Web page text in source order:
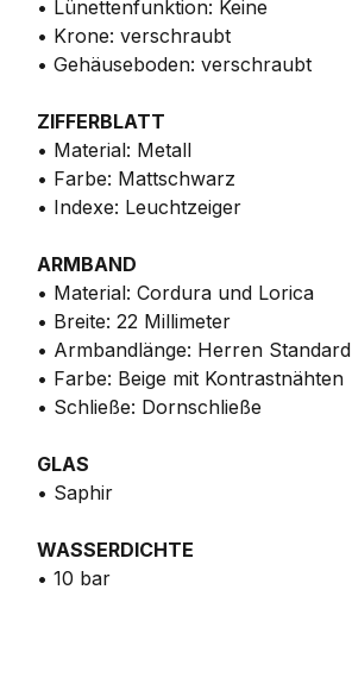
• Lünettenfunktion: Keine
• Krone: verschraubt
• Gehäuseboden: verschraubt
ZIFFERBLATT
• Material: Metall
• Farbe: Mattschwarz
• Indexe: Leuchtzeiger
ARMBAND
• Material: Cordura und Lorica
• Breite: 22 Millimeter
• Armbandlänge: Herren Standard
• Farbe: Beige mit Kontrastnähten
• Schließe: Dornschließe
GLAS
• Saphir
WASSERDICHTE
• 10 bar